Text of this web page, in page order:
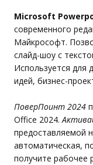
Microsoft
современного
Майкрософт.
слайд-шоу с
Используется для
идей, бизнес-
ПоверПоинт 2024
Office 2024.
предоставляемой
автоматическая,
получите рабочее